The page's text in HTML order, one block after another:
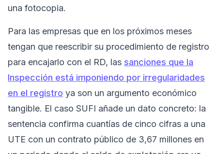
una fotocopia.
Para las empresas que en los próximos meses
tengan que reescribir su procedimiento de registro
para encajarlo con el RD, las sanciones que la
Inspección está imponiendo por irregularidades
en el registro ya son un argumento económico
tangible. El caso SUFI añade un dato concreto: la
sentencia confirma cuantías de cinco cifras a una
UTE con un contrato público de 3,67 millones en